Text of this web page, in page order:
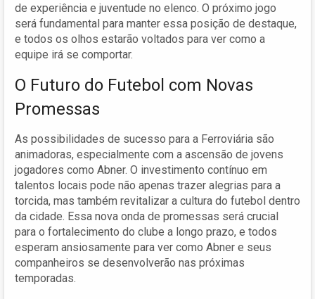
de experiência e juventude no elenco. O próximo jogo
será fundamental para manter essa posição de destaque,
e todos os olhos estarão voltados para ver como a
equipe irá se comportar.
O Futuro do Futebol com Novas
Promessas
As possibilidades de sucesso para a Ferroviária são
animadoras, especialmente com a ascensão de jovens
jogadores como Abner. O investimento contínuo em
talentos locais pode não apenas trazer alegrias para a
torcida, mas também revitalizar a cultura do futebol dentro
da cidade. Essa nova onda de promessas será crucial
para o fortalecimento do clube a longo prazo, e todos
esperam ansiosamente para ver como Abner e seus
companheiros se desenvolverão nas próximas
temporadas.